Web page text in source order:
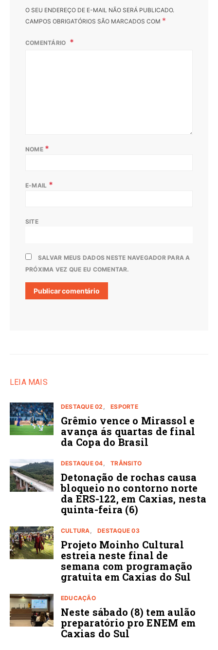
O SEU ENDEREÇO DE E-MAIL NÃO SERÁ PUBLICADO.
CAMPOS OBRIGATÓRIOS SÃO MARCADOS COM *
COMENTÁRIO
NOME *
E-MAIL *
SITE
SALVAR MEUS DADOS NESTE NAVEGADOR PARA A
PRÓXIMA VEZ QUE EU COMENTAR.
LEIA MAIS
DESTAQUE 02 ESPORTE
Grêmio vence o Mirassol e
avança ás quartas de final
da Copa do Brasil
DESTAQUE 04 TRÂNSITO
Detonação de rochas causa
bloqueio no contorno norte
da ERS-122, em Caxias, nesta
quinta-feira (6)
CULTURA DESTAQUE 03
Projeto Moinho Cultural
estreia neste final de
semana com programação
gratuita em Caxias do Sul
EDUCAÇÃO
Neste sábado (8) tem aulão
preparatório pro ENEM em
Caxias do Sul